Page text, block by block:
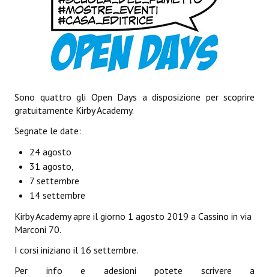
MISURE ANTICOVID
Sono quattro gli Open Days a disposizione per scoprire
gratuitamente Kirby Academy.
Segnate le date:
24 agosto
31 agosto,
7 settembre
14 settembre
Kirby Academy apre il giorno 1 agosto 2019 a Cassino in via
Marconi 70.
I corsi iniziano il 16 settembre.
Per info e adesioni potete scrivere a